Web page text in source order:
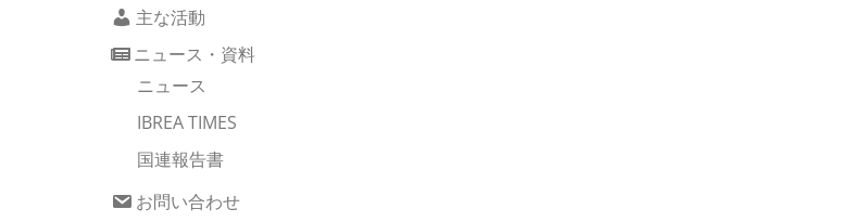
主な活動
ニュース・資料
ニュース
IBREA TIMES
国連報告書
お問い合わせ